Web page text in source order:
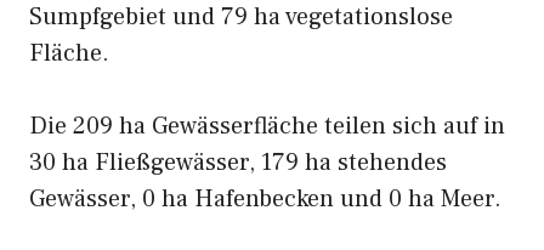
Sumpfgebiet und 79 ha vegetationslose
Fläche.
Die 209 ha Gewässerfläche teilen sich auf in
30 ha Fließgewässer, 179 ha stehendes
Gewässer, 0 ha Hafenbecken und 0 ha Meer.